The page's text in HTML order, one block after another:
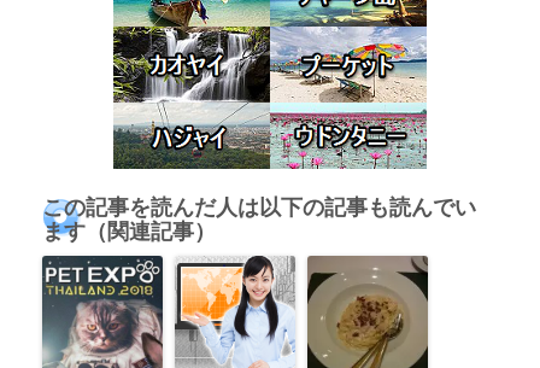
この記事を読んだ人は以下の記事も読んでい
ます（関連記事）